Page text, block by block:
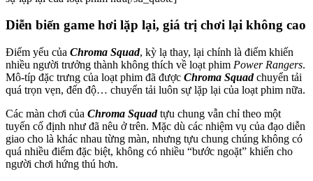
Diễn biến game hơi lặp lại, giá trị chơi lại không cao
Điểm yếu của Chroma Squad, kỳ lạ thay, lại chính là điểm khiến
nhiều người trưởng thành không thích về loạt phim Power Rangers.
Mô-típ đặc trưng của loạt phim đã được Chroma Squadchuyển tải
quá trọn vẹn, đến độ… chuyển tải luôn sự lặp lại của loạt phim nữa.
Các màn chơi của Chroma Squadtựu chung vẫn chỉ theo một
tuyến cố định như đã nêu ở trên. Mặc dù các nhiệm vụ của đạo diễn
giao cho là khác nhau từng màn, nhưng tựu chung chúng không có
quá nhiều điểm đặc biệt, không có nhiều “bước ngoặt” khiến cho
người chơi hứng thú hơn.